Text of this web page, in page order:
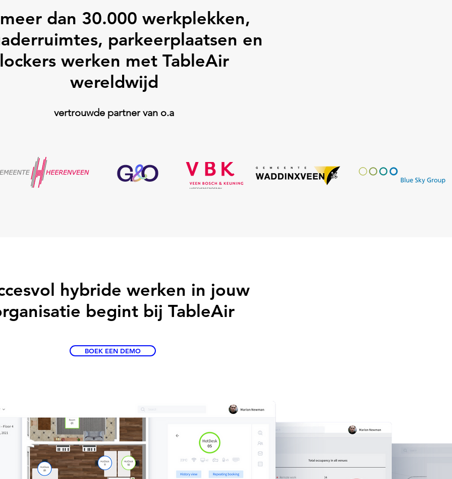
dan 30.000 werkplekken,
parkeerplaatsen en
werken met TableAir
wereldwijd
vertrouwde partner van o.a
hybride werken in jouw
begint bij TableAir
BOEK EEN DEMO